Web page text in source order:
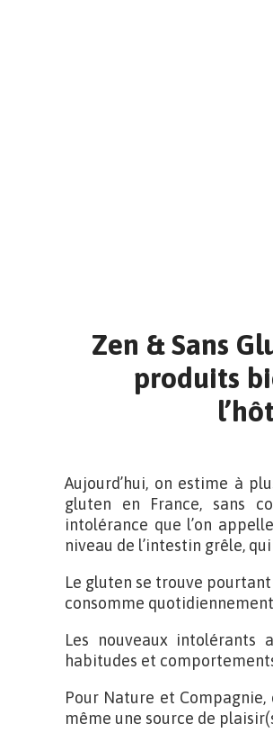
Zen & Sans
produits
Aujourd’hui, on estime à
gluten en France, sans
intolérance que l’on
niveau de l’intestin grêle,
Le gluten se trouve
consomme
Les nouveaux intolérants
habitudes et
Pour Nature et
même une source de